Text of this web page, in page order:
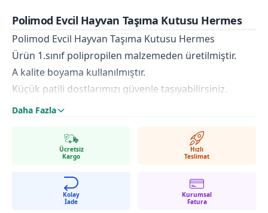
Bugün Kargoda
Polimod Evcil Hayvan Taşıma Kutusu Hermes
Polimod Evcil Hayvan Taşıma Kutusu Hermes
Ürün 1.sınıf polipropilen malzemeden üretilmiştir.
A kalite boyama kullanılmıştır.
Küçük patili dostlarımızı güvenle taşıyabilirsiniz.
Daha Fazla
Ücretsiz
Kargo
Hızlı
Teslimat
Kolay
İade
Kurumsal
Fatura